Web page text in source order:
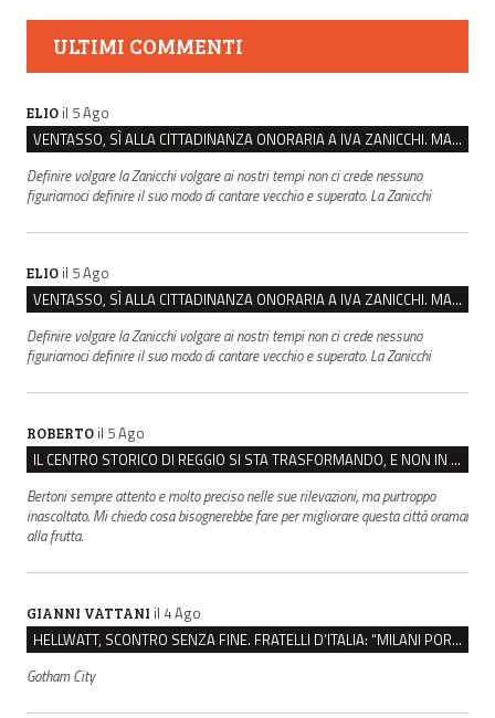
ULTIMI COMMENTI
ELIO il 5 Ago
VENTASSO, SÌ ALLA CITTADINANZA ONORARIA A IVA ZANICCHI. MA BARGIACCHI: “È DI PESSIMO GUSTO”
Definire volgare la Zanicchi volgare ai nostri tempi non ci crede nessuno
figuriamoci definire il suo modo di cantare vecchio e superato. La Zanicchi
ELIO il 5 Ago
VENTASSO, SÌ ALLA CITTADINANZA ONORARIA A IVA ZANICCHI. MA BARGIACCHI: “È DI PESSIMO GUSTO”
Definire volgare la Zanicchi volgare ai nostri tempi non ci crede nessuno
figuriamoci definire il suo modo di cantare vecchio e superato. La Zanicchi
ROBERTO il 5 Ago
IL CENTRO STORICO DI REGGIO SI STA TRASFORMANDO, E NON IN MEGLIO
Bertoni sempre attento e molto preciso nelle sue rilevazioni, ma purtroppo
inascoltato. Mi chiedo cosa bisognerebbe fare per migliorare questa città oramai
alla frutta.
GIANNI VATTANI il 4 Ago
HELLWATT, SCONTRO SENZA FINE. FRATELLI D’ITALIA: “MILANI PORTA DOCUMENTI, DE FRANCO INSULTI”
Gotham City